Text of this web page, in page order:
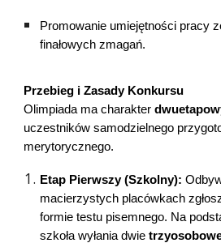
Promowanie umiejętności pracy
finałowych zmagań.
Przebieg i Zasady Konkursu
Olimpiada ma charakter
uczestników samodzielnego
merytorycznego.
Etap Pierwszy (Szkolny):
macierzystych placówkach
formie testu pisemnego. Na
szkoła wyłania dwie